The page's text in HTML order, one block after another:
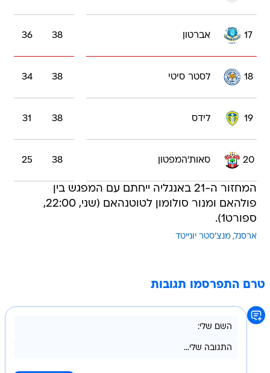
17 אברטון 38
36
18 לסטר סיטי 38
34
19 לידס 38
31
20 סאות'המפטון 38
25
המחזור ה-21 באנגליה ייחתם עם המפגש בין
פולהאם ומנור סולומון לטוטנהאם (שני, 22:00,
ספורט1).
ארסנל מנצ'סטר יונייטד
טרם התפרסמו תגובות